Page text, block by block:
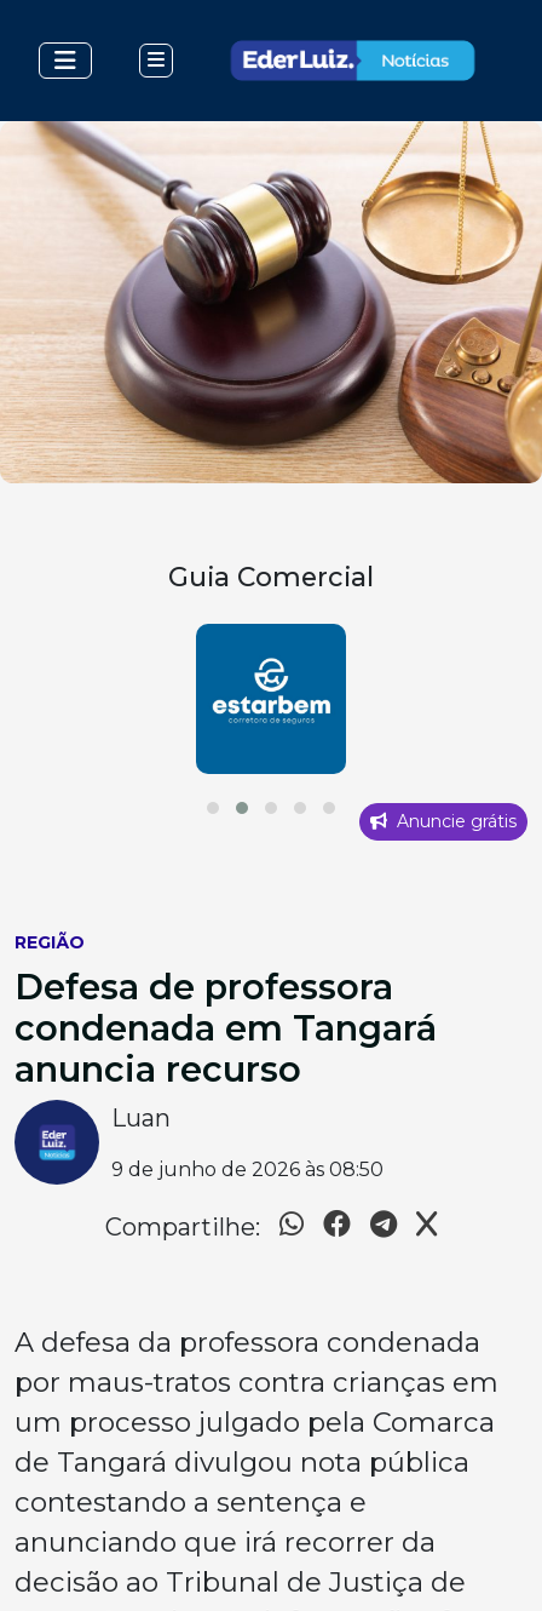
Guia Comercial
Anuncie grátis
REGIÃO
Defesa de professora
condenada em Tangará
anuncia recurso
Luan
9 de junho de 2026 às 08:50
Compartilhe:
A defesa da professora condenada
por maus-tratos contra crianças em
um processo julgado pela Comarca
de Tangará divulgou nota pública
contestando a sentença e
anunciando que irá recorrer da
decisão ao Tribunal de Justiça de